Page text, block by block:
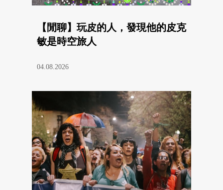
【閒聊】玩皮的人，發現他的皮克
敏是時空旅人
04.08.2026